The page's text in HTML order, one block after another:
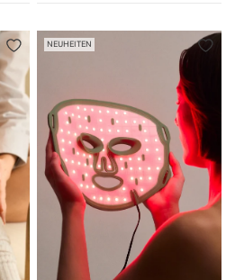
NEUHEITEN